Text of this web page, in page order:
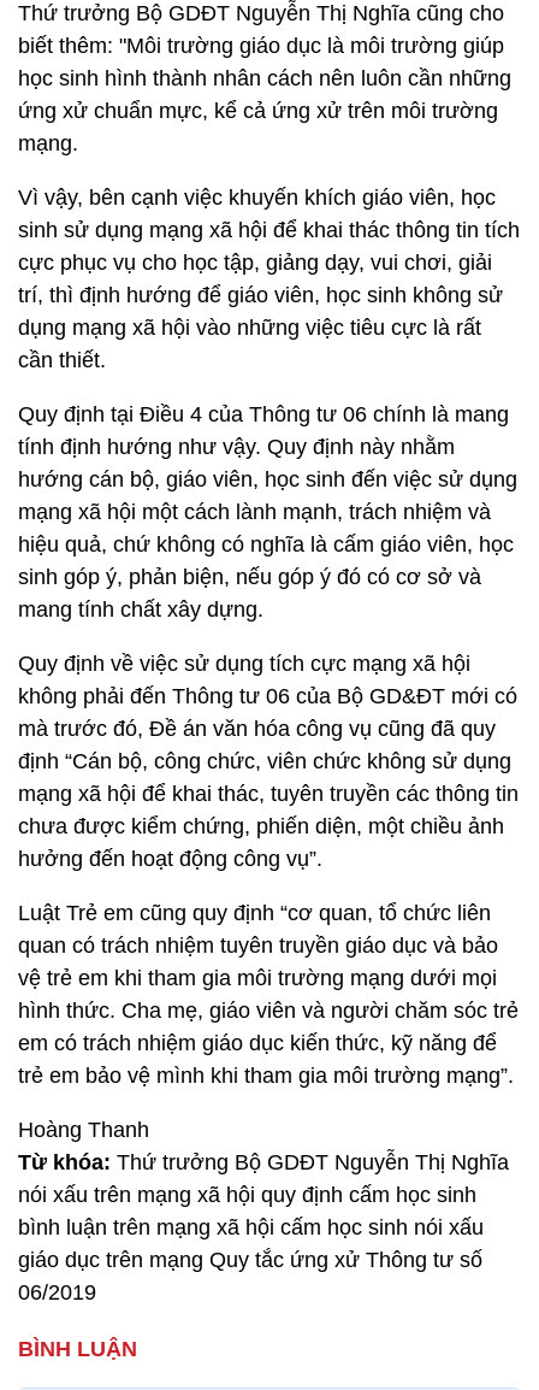
Thứ trưởng Bộ GDĐT Nguyễn Thị Nghĩa cũng cho
biết thêm: "Môi trường giáo dục là môi trường giúp
học sinh hình thành nhân cách nên luôn cần những
ứng xử chuẩn mực, kể cả ứng xử trên môi trường
mạng.
Vì vậy, bên cạnh việc khuyến khích giáo viên, học
sinh sử dụng mạng xã hội để khai thác thông tin tích
cực phục vụ cho học tập, giảng dạy, vui chơi, giải
trí, thì định hướng để giáo viên, học sinh không sử
dụng mạng xã hội vào những việc tiêu cực là rất
cần thiết.
Quy định tại Điều 4 của Thông tư 06 chính là mang
tính định hướng như vậy. Quy định này nhằm
hướng cán bộ, giáo viên, học sinh đến việc sử dụng
mạng xã hội một cách lành mạnh, trách nhiệm và
hiệu quả, chứ không có nghĩa là cấm giáo viên, học
sinh góp ý, phản biện, nếu góp ý đó có cơ sở và
mang tính chất xây dựng.
Quy định về việc sử dụng tích cực mạng xã hội
không phải đến Thông tư 06 của Bộ GD&ĐT mới có
mà trước đó, Đề án văn hóa công vụ cũng đã quy
định “Cán bộ, công chức, viên chức không sử dụng
mạng xã hội để khai thác, tuyên truyền các thông tin
chưa được kiểm chứng, phiến diện, một chiều ảnh
hưởng đến hoạt động công vụ”.
Luật Trẻ em cũng quy định “cơ quan, tổ chức liên
quan có trách nhiệm tuyên truyền giáo dục và bảo
vệ trẻ em khi tham gia môi trường mạng dưới mọi
hình thức. Cha mẹ, giáo viên và người chăm sóc trẻ
em có trách nhiệm giáo dục kiến thức, kỹ năng để
trẻ em bảo vệ mình khi tham gia môi trường mạng”.
Hoàng Thanh
Từ khóa: Thứ trưởng Bộ GDĐT Nguyễn Thị Nghĩa
nói xấu trên mạng xã hội quy định cấm học sinh
bình luận trên mạng xã hội cấm học sinh nói xấu
giáo dục trên mạng Quy tắc ứng xử Thông tư số
06/2019